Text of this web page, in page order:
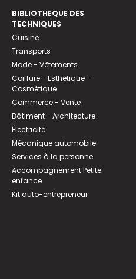
BIBLIOTHEQUE DES
TECHNIQUES
Cuisine
Transports
Mode - Vêtements
Coiffure - Esthétique -
Cosmétique
Commerce - Vente
Bâtiment - Architecture
Électricité
Mécanique automobile
Services à la personne
Accompagnement Petite
enfance
Kit auto-entrepreneur